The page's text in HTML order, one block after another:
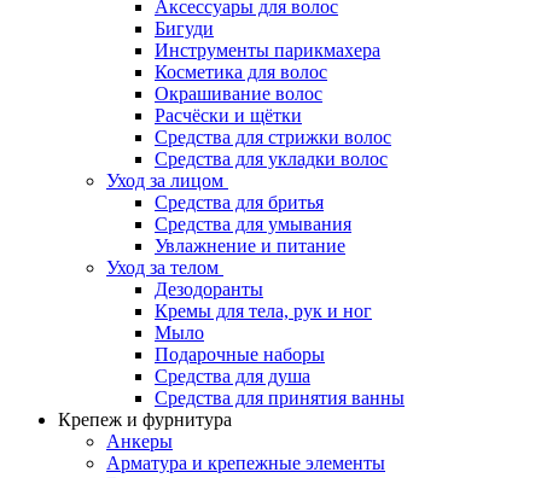
Аксессуары для волос
Бигуди
Инструменты парикмахера
Косметика для волос
Окрашивание волос
Расчёски и щётки
Средства для стрижки волос
Средства для укладки волос
Уход за лицом
Средства для бритья
Средства для умывания
Увлажнение и питание
Уход за телом
Дезодоранты
Кремы для тела, рук и ног
Мыло
Подарочные наборы
Средства для душа
Средства для принятия ванны
Крепеж и фурнитура
Анкеры
Арматура и крепежные элементы